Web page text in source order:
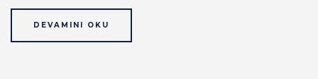
DEVAMINI OKU